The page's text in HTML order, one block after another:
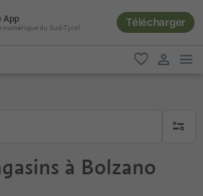
App
numérique du Sud-Tyrol Télécharger
favori
aucun
à Bolzano